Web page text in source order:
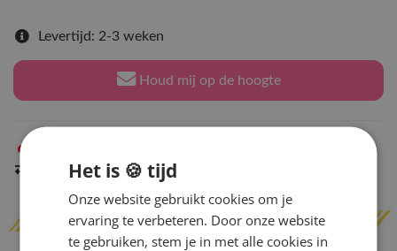
Levertijd: 2-3 weken
Houd mij op de hoogte
Indien op voorraadbinnen 2 werkdagen
Het is 🍪 tijd
Onze website gebruikt cookies om je
ervaring te verbeteren. Door onze website
te gebruiken, stem je in met alle cookies in